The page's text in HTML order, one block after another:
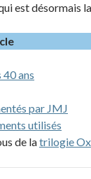
est désormais la
ans
par JMJ
utilisés
de latrilogie